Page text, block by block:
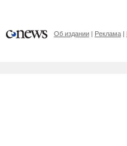
Об издании Реклама